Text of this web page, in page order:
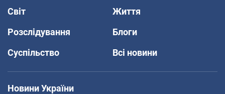
Світ
Життя
Розслідування
Блоги
Суспільство
Всі новини
Новини України